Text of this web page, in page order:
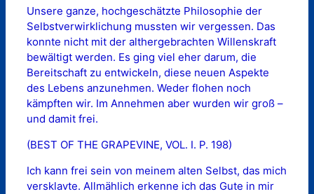
Unsere ganze, hochgeschätzte Philosophie der
Selbstverwirklichung mussten wir vergessen. Das
konnte nicht mit der althergebrachten Willenskraft
bewältigt werden. Es ging viel eher darum, die
Bereitschaft zu entwickeln, diese neuen Aspekte
des Lebens anzunehmen. Weder flohen noch
kämpften wir. Im Annehmen aber wurden wir groß –
und damit frei.
(BEST OF THE GRAPEVINE, VOL. I. P. 198)
Ich kann frei sein von meinem alten Selbst, das mich
versklavte. Allmählich erkenne ich das Gute in mir